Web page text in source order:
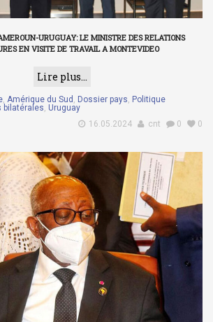
URUGUAY: LE MINISTRE DES RELATIONS
EN VISITE DE TRAVAIL A MONTEVIDEO
Lire plus...
, Amérique du Sud , Dossier pays, Politique
bilatérales, Uruguay
16.05.2024
cnt 0 0